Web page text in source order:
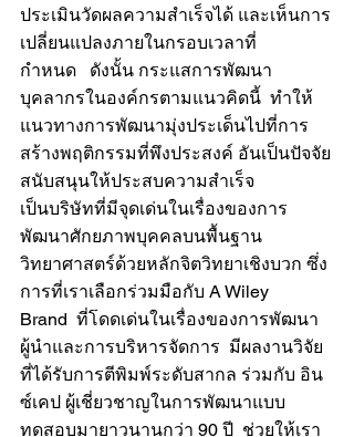
ประเมินวัดผลความสำเร็จได้ และเห็นการ
เปลี่ยนแปลงภายในกรอบเวลาที่
กำหนด   ดังนั้น กระแสการพัฒนา
บุคลากรในองค์กรตามแนวคิดนี้  ทำให้
แนวทางการพัฒนามุ่งประเด็นไปที่การ
สร้างพฤติกรรมที่พึงประสงค์ อันเป็นปัจจัย
สนับสนุนให้ประสบความสำเร็จ
เป็นบริษัทที่มีจุดเด่นในเรื่องของการ
พัฒนาศักยภาพบุคคลบนพื้นฐาน
วิทยาศาสตร์ด้วยหลักจิตวิทยาเชิงบวก ซึ่ง
การที่เราเลือกร่วมมือกับ A Wiley
Brand  ที่โดดเด่นในเรื่องของการพัฒนา
ผู้นำและการบริหารจัดการ  มีผลงานวิจัย
ที่ได้รับการตีพิมพ์ระดับสากล ร่วมกับ อิน
ซ์เคป ผู้เชี่ยวชาญในการพัฒนาแบบ
ทดสอบมายาวนานกว่า 90 ปี  ช่วยให้เรา